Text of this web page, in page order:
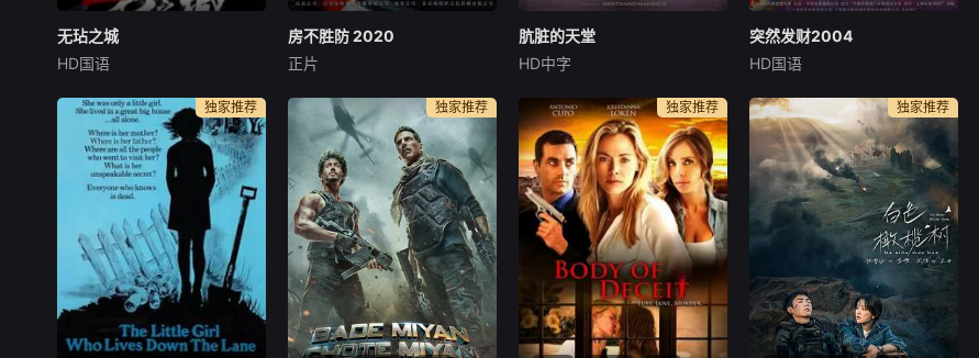
无玷之城
陈航
心生邪念必有殃，内心光
明万事祥。本片讲述了拆二代
杨有才购买一辆心仪的跑车时
与网络赌徒胡聪、汽车租赁公
司经理罗金龙结识，继而发生
一系列阴差阳错啼笑皆非的故
事。一帮人欲合谋诈骗杨家房
产，殊不知几人机关
无玷之城
HD国语
房不胜防 2020
朱俊麟
房冬和麦子为购买婚房，结识
了混迹街头的三伏。经过讨价
还价，他们以低于市场半价的
价格，买下三伏手中的房子。
还没来得及庆祝，藏匿在天花
板上的一千万元现金砸落在房
冬头顶……面对巨额现金，众
人态度各不相同。啼
房不胜防 2020
正片
肮脏的天堂
埃琳娜·勒文松
A chimeric future on Aft
er Blue, a planet from anothe
r galaxy, a virgin planet wher
e only women ca
肮脏的天堂
HD中字
突然发财2004
李铭顺
典型“小男人”Richard，
怀才不遇的高级行政人员阿顺
和做小买卖的阿煌是死党。阿
煌整日沉迷于马票，却把家族
生意弃之不顾，身负养家重担
的Richard渐渐跟着阿煌，一
起玩起了马票。 三个
突然发财2004
HD国语
独家推荐 独家推荐 独家推荐 独家推荐